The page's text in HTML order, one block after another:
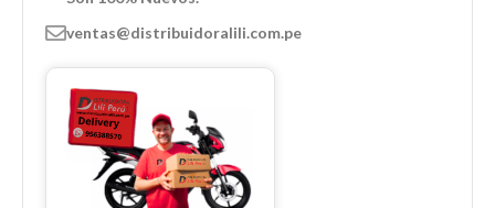
ventas@distribuidoralili.com.pe